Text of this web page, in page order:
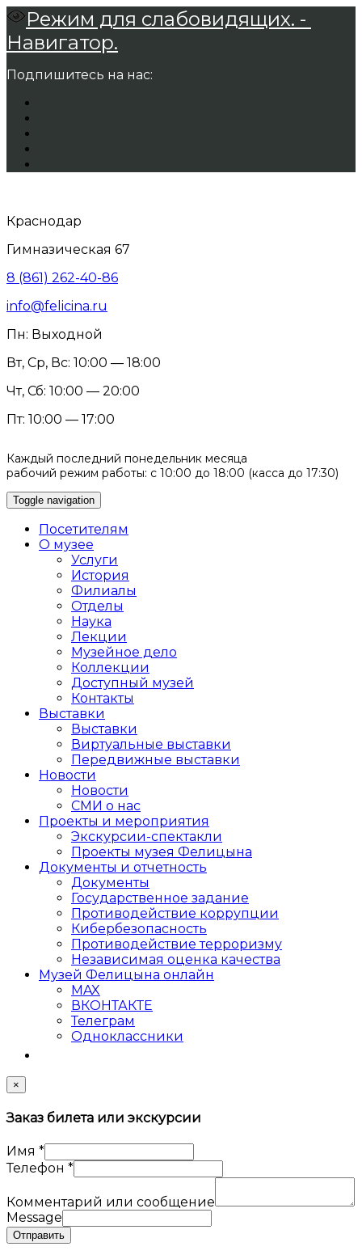
Режим для слабовидящих. -
Навигатор.
Подпишитесь на нас:
Краснодар
Гимназическая 67
8 (861) 262-40-86
info@felicina.ru
Пн: Выходной
Вт, Ср, Вс: 10:00 — 18:00
Чт, Сб: 10:00 — 20:00
Пт: 10:00 — 17:00
Каждый последний понедельник месяца
рабочий режим работы: с 10:00 до 18:00 (касса до 17:30)
Toggle navigation
Посетителям
О музее
Услуги
История
Филиалы
Отделы
Наука
Лекции
Музейное дело
Коллекции
Доступный музей
Контакты
Выставки
Выставки
Виртуальные выставки
Передвижные выставки
Новости
Новости
СМИ о нас
Проекты и мероприятия
Экскурсии-спектакли
Проекты музея Фелицына
Документы и отчетность
Документы
Государственное задание
Противодействие коррупции
Кибер­безопасность
Противодействие терроризму
Независимая оценка качества
Музей Фелицына онлайн
MAX
ВКОНТАКТЕ
Телеграм
Одноклассники
×
Заказ билета или экскурсии
Имя *
Телефон *
Комментарий или сообщение
Message
Отправить